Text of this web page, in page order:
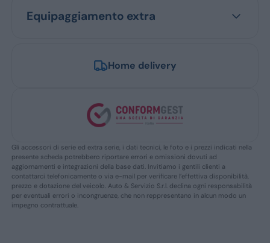
Equipaggiamento extra
Home delivery
Gli accessori di serie ed extra serie, i dati tecnici, le foto e i prezzi indicati nella
presente scheda potrebbero riportare errori e omissioni dovuti ad
aggiornamenti e integrazioni della base dati. Invitiamo i gentili clienti a
contattarci telefonicamente o via e-mail per verificare l’effettiva disponibilità,
prezzo e dotazione del veicolo. Auto & Servizio S.r.l. declina ogni responsabilità
per eventuali errori o incongruenze, che non reppresentano in alcun modo un
impegno contrattuale.